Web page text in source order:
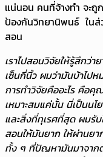
แน่นอน คนที่จ้างทำ จะ
ป้องกันวิทยานิพนธ์ ในส่
สอน
เราไปสอนวิจัยให้รู้สึกว่
เซ็นกี่นิ้ว ผมว่ามันบ้าไป
การทำวิจัยคืออะไร คือคุ
เหมาะสมแค่นั้น นี่เป็นนโ
และสิ่งที่ทุเรศที่สุด ผมรับ
สอนให้มันยาก ให้ผ่านย
ทั้ง ๆ ที่ปัญหามันมาจาก